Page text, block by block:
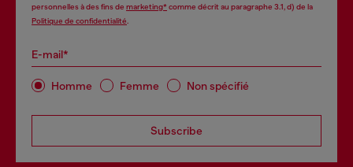
personnelles à des fins de marketing*comme décrit au paragraphe 3.1, d) de la
Politique de confidentialité
E-mail*
Homme Femme Non spécifié
Subscribe